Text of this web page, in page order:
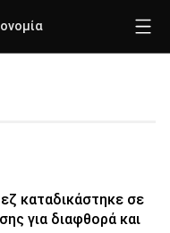
καταδικάστηκε σε
για διαφθορά και